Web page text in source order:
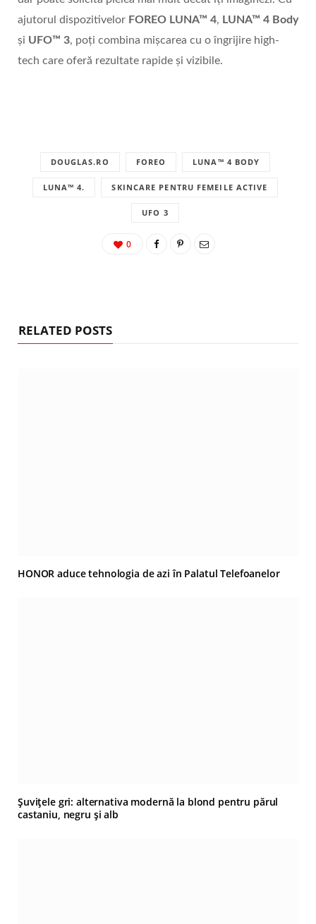
ajutorul dispozitivelor FOREO LUNA™ 4, LUNA™ 4 Body
și UFO™ 3, poți combina mișcarea cu o îngrijire high-
tech care oferă rezultate rapide și vizibile.
DOUGLAS.RO FOREO LUNA™ 4 BODY
LUNA™ 4. SKINCARE PENTRU FEMEILE ACTIVE
UFO 3
0
RELATED POSTS
HONOR aduce tehnologia de azi în Palatul Telefoanelor
Șuvițele gri: alternativa modernă la blond pentru părul
castaniu, negru și alb